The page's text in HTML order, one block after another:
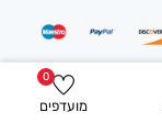
מועדפים
0